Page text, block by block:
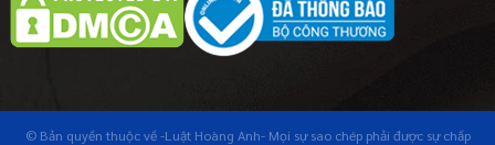
© Bản quyền thuộc về-Luật Hoàng Anh-Mọi sự sao chép phải được sự chấp